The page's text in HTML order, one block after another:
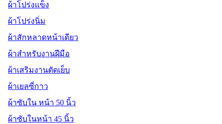
ผ้าโปร่งแข็ง
ผ้าโปร่งนิ่ม
ผ้าสักหลาดหน้าเดียว
ผ้าสำหรับงานฝีมือ
ผ้าเสริมงานตัดเย็บ
ผ้าเยลซี่กาว
ผ้าซับใน หน้า 50 นิ้ว
ผ้าซับในหน้า 45 นิ้ว